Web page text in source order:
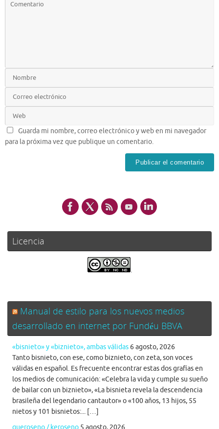
Guarda mi nombre, correo electrónico y web en mi navegador
para la próxima vez que publique un comentario.
Licencia
.
Manual de estilo para los nuevos medios
desarrollado en internet por Fundéu BBVA
«bisnieto» y «biznieto», ambas válidas 6 agosto, 2026
Tanto bisnieto, con ese, como biznieto, con zeta, son voces
válidas en español. Es frecuente encontrar estas dos grafías en
los medios de comunicación: «Celebra la vida y cumple su sueño
de bailar con un biznieto», «La bisnieta revela la descendencia
brasileña del legendario cantautor» o «100 años, 13 hijos, 55
nietos y 101 bisnietos:... […]
queroseno / keroseno 5 agosto, 2026